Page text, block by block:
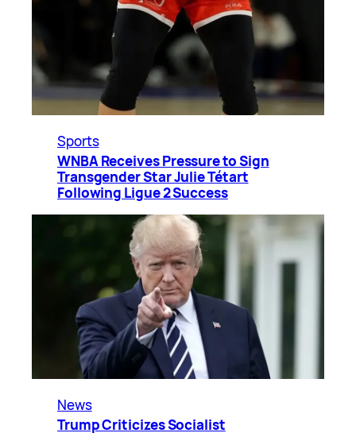
Sports
WNBA Receives Pressure to Sign
Transgender Star Julie Tétart
Following Ligue 2 Success
News
Trump Criticizes Socialist